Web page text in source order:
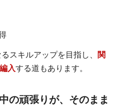
スキルアップを目指し、
関
入する道もあります。
の頑張りが、そのまま